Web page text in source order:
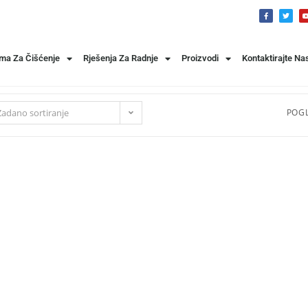
Za Čišćenje Rješenja Za Radnje Proizvodi Kontaktirajte
sortiranje